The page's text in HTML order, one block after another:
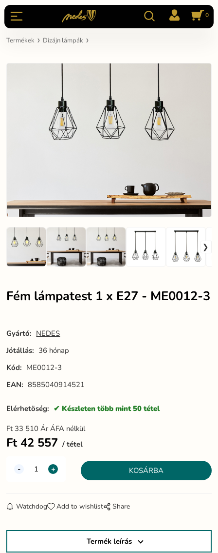
0
Termékek Dizájn lámpák
Fém lámpatest 1 x E27 - ME0012-3
Gyártó: NEDES
Jótállás: 36 hónap
Kód: ME0012-3
EAN: 8585040914521
Elérhetöség: Készleten több mint 50 tétel
Ft 33 510 Ár ÁFA nélkül
Ft42 557 tétel
Watchdog Add to wishlist Share
Termék leírás